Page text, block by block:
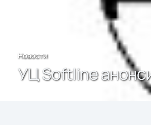
Новости
УЦ Softline